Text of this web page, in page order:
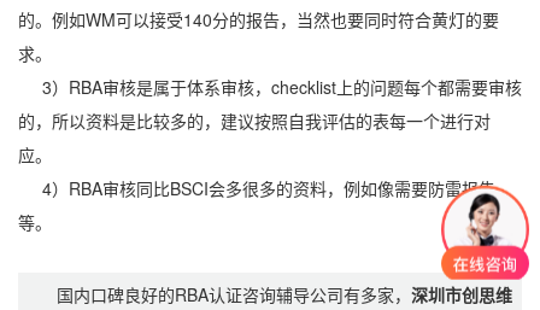
的。例如WM可以接受140分的报告，当然也要同时符合黄灯的要
求。
3）RBA审核是属于体系审核，checklist上的问题每个都需要审核
的，所以资料是比较多的，建议按照自我评估的表每一个进行对
应。
4）RBA审核同比BSCI会多很多的资料，例如像需要防雷报告
等。
国内口碑良好的RBA认证咨询辅导公司有多家，深圳市创思维